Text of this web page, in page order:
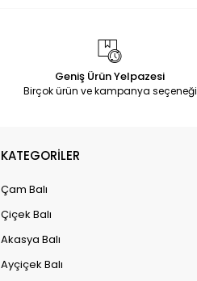
Geniş Ürün Yelpazesi
Birçok ürün ve kampanya seçeneği
KATEGORİLER
Çam Balı
Çiçek Balı
Akasya Balı
Ayçiçek Balı